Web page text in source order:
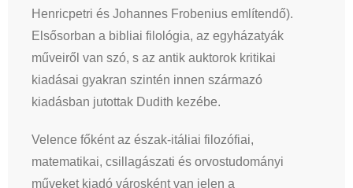
Henricpetri és Johannes Frobenius említendő).
Elsősorban a bibliai filológia, az egyházatyák
műveiről van szó, s az antik auktorok kritikai
kiadásai gyakran szintén innen származó
kiadásban jutottak Dudith kezébe.
Velence főként az észak-itáliai filozófiai,
matematikai, csillagászati és orvostudományi
műveket kiadó városként van jelen a